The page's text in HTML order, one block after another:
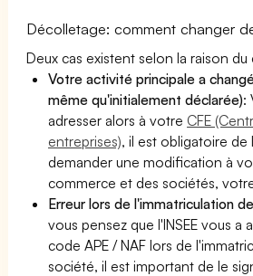
Décolletage: comment changer
Deux cas existent selon la raison
Votre activité principale a
même qu'initialement déclarée):
adresser alors à votre CFE
entreprises), il est obligatoire de
demander une modification à
commerce et des sociétés,
Erreur lors de l'immatriculation
vous pensez que l'INSEE vous a
code APE / NAF lors de
société, il est important de le